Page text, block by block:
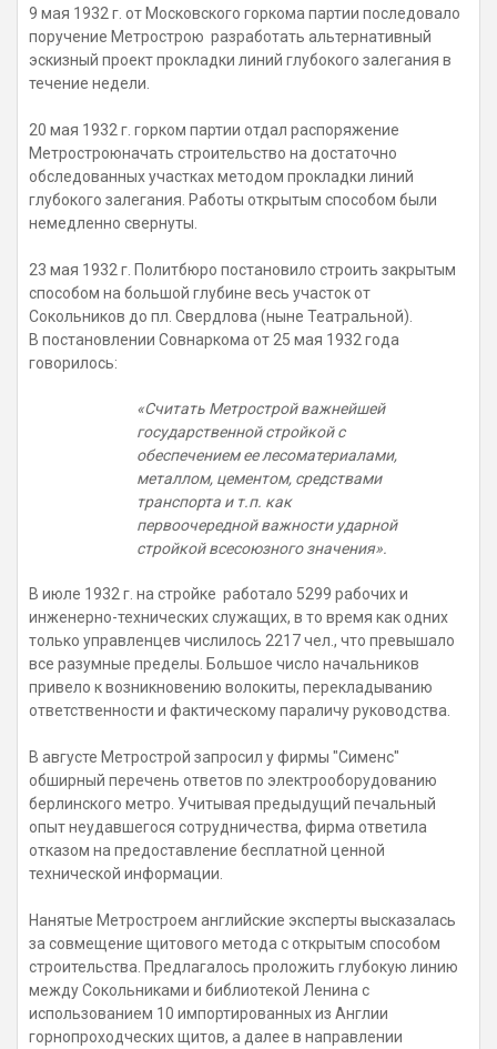
9 мая 1932 г. от Московского горкома партии последовало
поручение Метрострою разработать альтернативный
эскизный проект прокладки линий глубокого залегания в
течение недели.
20 мая 1932 г. горком партии отдал распоряжение
Метростроюначать строительство на достаточно
обследованных участках методом прокладки линий
глубокого залегания. Работы открытым способом были
немедленно свернуты.
23 мая 1932 г. Политбюро постановило строить закрытым
способом на большой глубине весь участок от
Сокольников до пл. Свердлова (ныне Театральной).
В постановлении Совнаркома от 25 мая 1932 года
говорилось:
«Считать Метрострой важнейшей
государственной стройкой с
обеспечением ее лесоматериалами,
металлом, цементом, средствами
транспорта и т.п. как
первоочередной важности ударной
стройкой всесоюзного значения».
В июле 1932 г. на стройке работало 5299 рабочих и
инженерно-технических служащих, в то время как одних
только управленцев числилось 2217 чел., что превышало
все разумные пределы. Большое число начальников
привело к возникновению волокиты, перекладыванию
ответственности и фактическому параличу руководства.
В августе Метрострой запросил у фирмы "Сименс"
обширный перечень ответов по электрооборудованию
берлинского метро. Учитывая предыдущий печальный
опыт неудавшегося сотрудничества, фирма ответила
отказом на предоставление бесплатной ценной
технической информации.
Нанятые Метростроем английские эксперты высказалась
за совмещение щитового метода с открытым способом
строительства. Предлагалось проложить глубокую линию
между Сокольниками и библиотекой Ленина с
использованием 10 импортированных из Англии
горнопроходческих щитов, а далее в направлении